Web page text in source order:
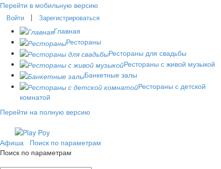
Перейти в мобильную версию
Войти | Зарегистрироваться
Главная
Рестораны
Рестораны для свадьбы
Рестораны с живой музыкой
Банкетные залы
Рестораны с детской
комнатой
Перейти на полную версию
Афиша
Поиск по параметрам
Поиск по параметрам